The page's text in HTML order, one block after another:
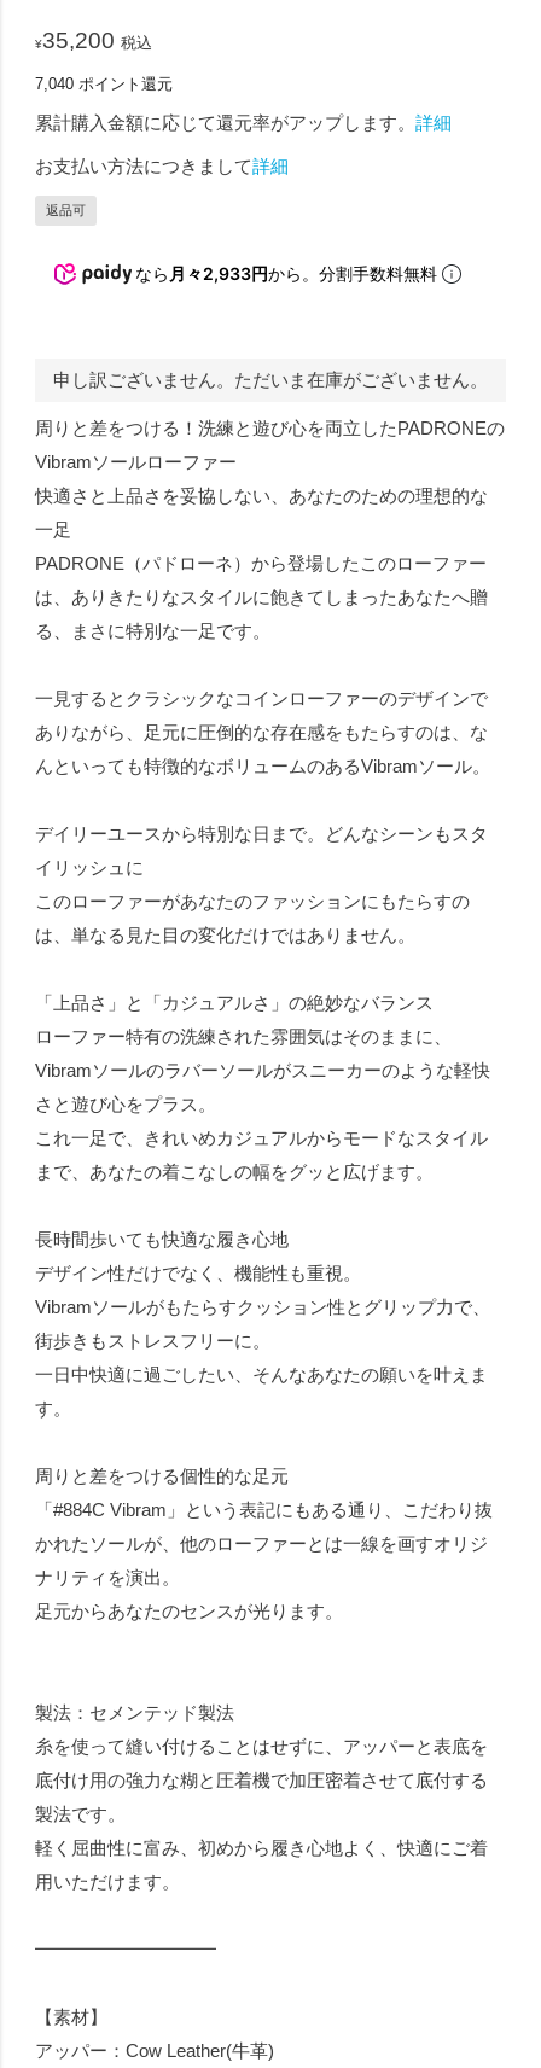
¥35,200 税込
7,040 ポイント還元
累計購入金額に応じて還元率がアップします。詳細
お支払い方法につきまして詳細
返品可
なら 月々2,933円から。分割手数料無料
申し訳ございません。ただいま在庫がございません。
周りと差をつける！洗練と遊び心を両立したPADRONEの
Vibramソールローファー
快適さと上品さを妥協しない、あなたのための理想的な
一足
PADRONE（パドローネ）から登場したこのローファー
は、ありきたりなスタイルに飽きてしまったあなたへ贈
る、まさに特別な一足です。
一見するとクラシックなコインローファーのデザインで
ありながら、足元に圧倒的な存在感をもたらすのは、な
んといっても特徴的なボリュームのあるVibramソール。
デイリーユースから特別な日まで。どんなシーンもスタ
イリッシュに
このローファーがあなたのファッションにもたらすの
は、単なる見た目の変化だけではありません。
「上品さ」と「カジュアルさ」の絶妙なバランス
ローファー特有の洗練された雰囲気はそのままに、
Vibramソールのラバーソールがスニーカーのような軽快
さと遊び心をプラス。
これ一足で、きれいめカジュアルからモードなスタイル
まで、あなたの着こなしの幅をグッと広げます。
長時間歩いても快適な履き心地
デザイン性だけでなく、機能性も重視。
Vibramソールがもたらすクッション性とグリップ力で、
街歩きもストレスフリーに。
一日中快適に過ごしたい、そんなあなたの願いを叶えま
す。
周りと差をつける個性的な足元
「#884C Vibram」という表記にもある通り、こだわり抜
かれたソールが、他のローファーとは一線を画すオリジ
ナリティを演出。
足元からあなたのセンスが光ります。
製法：セメンテッド製法
糸を使って縫い付けることはせずに、アッパーと表底を
底付け用の強力な糊と圧着機で加圧密着させて底付する
製法です。
軽く屈曲性に富み、初めから履き心地よく、快適にご着
用いただけます。
━━━━━━━━━━
【素材】
アッパー：Cow Leather(牛革)